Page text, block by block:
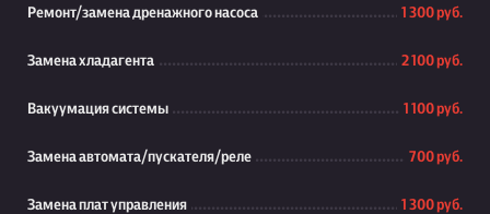
Ремонт/замена дренажного насоса 1 300 руб.
Замена хладагента 2 100 руб.
Вакуумация системы 1 100 руб.
Замена автомата/пускателя/реле 700 руб.
Замена плат управления 1 300 руб.